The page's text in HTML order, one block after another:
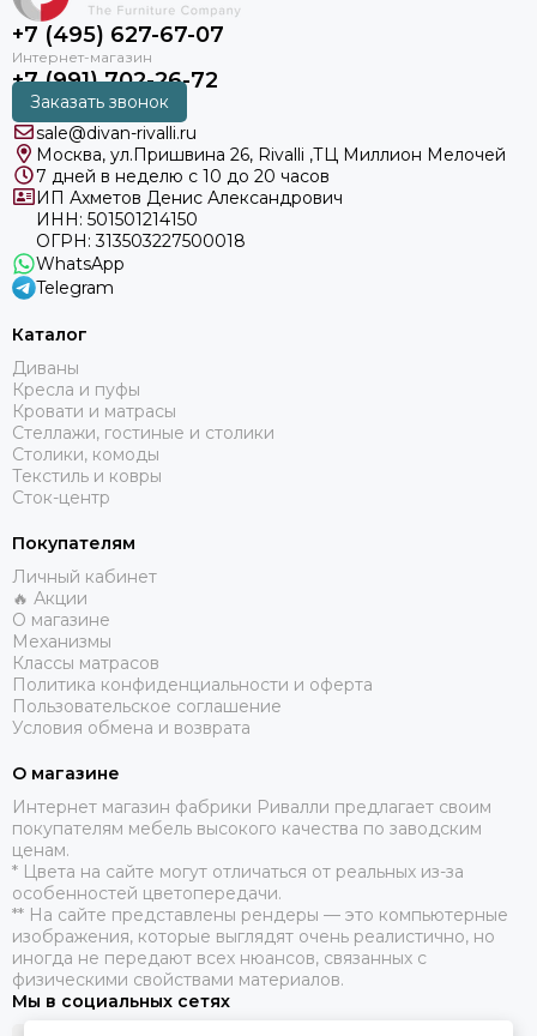
+7 (495) 627-67-07
+7 (991) 702-26-72
Заказать звонок
sale@divan-rivalli.ru
Москва, ул.Пришвина 26, Rivalli ,ТЦ Миллион Мелочей
7 дней в неделю с 10 до 20 часов
ИП Ахметов Денис Александрович
ИНН: 501501214150
ОГРН: 313503227500018
WhatsApp
Telegram
Каталог
Диваны
Кресла и пуфы
Кровати и матрасы
Стеллажи, гостиные и столики
Столики, комоды
Текстиль и ковры
Сток-центр
Покупателям
Личный кабинет
🔥 Акции
О магазине
Механизмы
Классы матрасов
Политика конфиденциальности и оферта
Пользовательское соглашение
Условия обмена и возврата
О магазине
​Интернет магазин фабрики Ривалли предлагает своим
покупателям мебель высокого качества по заводским
ценам.
* Цвета на сайте могут отличаться от реальных из-за
особенностей цветопередачи.
** На сайте представлены рендеры — это компьютерные
изображения, которые выглядят очень реалистично, но
иногда не передают всех нюансов, связанных с
физическими свойствами материалов.
Мы в социальных сетях